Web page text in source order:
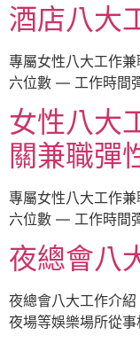
酒店八大
專屬女性八大工作
六位數 — 工作時間
女性八大
關兼職彈
專屬女性八大工作
六位數 — 工作時間
夜總會八
夜總會八大工作介紹
夜場等娛樂場所從